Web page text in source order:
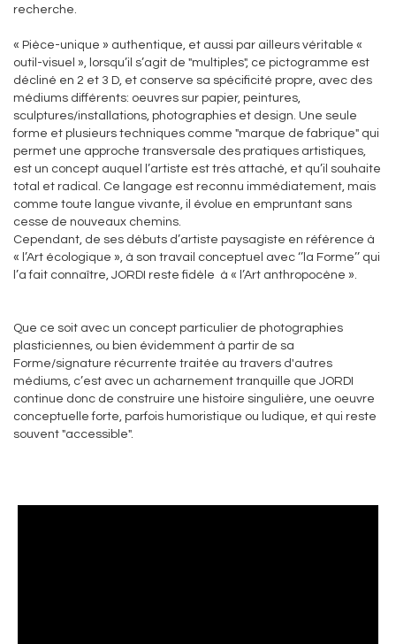
recherche.
« Pièce-unique » authentique, et aussi par ailleurs véritable «
outil-visuel », lorsqu’il s’agit de "multiples", ce pictogramme est
décliné en 2 et 3 D, et conserve sa spécificité propre, avec des
médiums différents: oeuvres sur papier, peintures,
sculptures/installations, photographies et design. Une seule
forme et plusieurs techniques comme "marque de fabrique" qui
permet une approche transversale des pratiques artistiques,
est un concept auquel l’artiste est très attaché, et qu’il souhaite
total et radical. Ce langage est reconnu immédiatement, mais
comme toute langue vivante, il évolue en empruntant sans
cesse de nouveaux chemins.
Cependant, de ses débuts d’artiste paysagiste en référence à
« l’Art écologique », à son travail conceptuel avec ‘’la Forme’’ qui
l’a fait connaître, JORDI reste fidèle à « l’Art anthropocène ».
Que ce soit avec un concept particulier de photographies
plasticiennes, ou bien évidemment à partir de sa
Forme/signature récurrente traitée au travers d'autres
médiums, c’est avec un acharnement tranquille que JORDI
continue donc de construire une histoire singulière, une oeuvre
conceptuelle forte, parfois humoristique ou ludique, et qui reste
souvent "accessible".